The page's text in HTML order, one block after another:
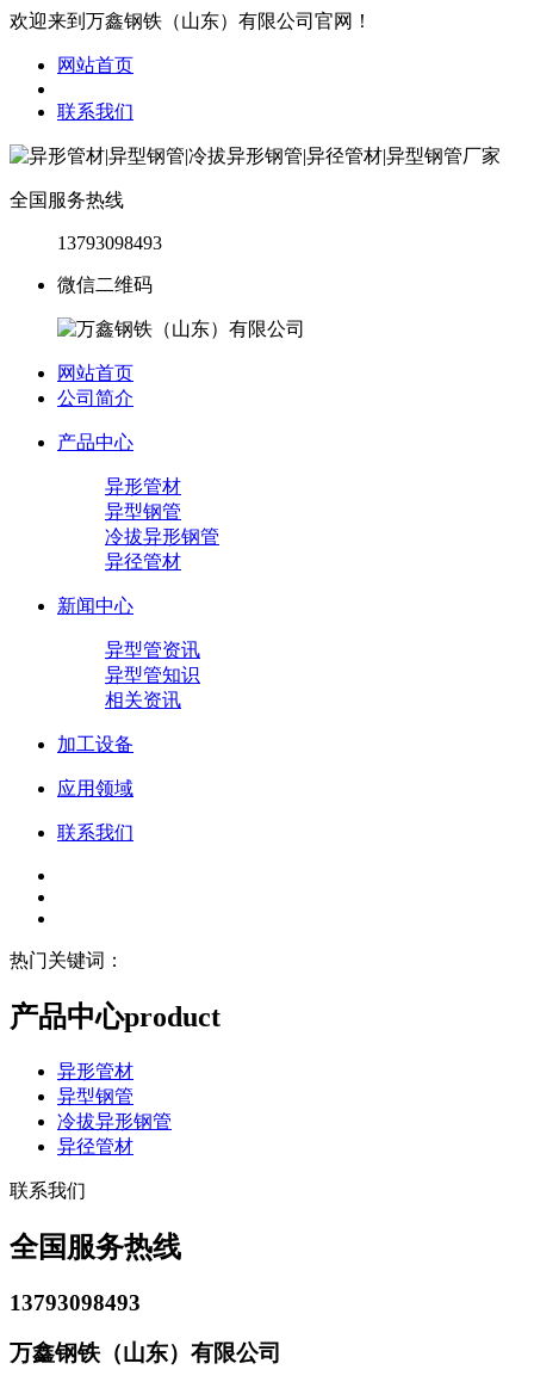
欢迎来到万鑫钢铁（山东）有限公司官网！
网站首页
联系我们
全国服务热线
13793098493
微信二维码
网站首页
公司简介
产品中心
异形管材
异型钢管
冷拔异形钢管
异径管材
新闻中心
异型管资讯
异型管知识
相关资讯
加工设备
应用领域
联系我们
热门关键词：
产品中心product
异形管材
异型钢管
冷拔异形钢管
异径管材
联系我们
全国服务热线
13793098493
万鑫钢铁（山东）有限公司